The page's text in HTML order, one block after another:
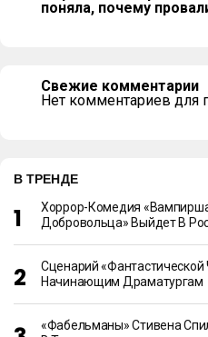
поняла, почему
Свежие комментарии
Нет комментариев для
В ТРЕНДЕ
Хоррор-Комедия
Добровольца» Выйдет В
Сценарий «Фантастической
Начинающим Драматургам
«Фабельманы» Стивена